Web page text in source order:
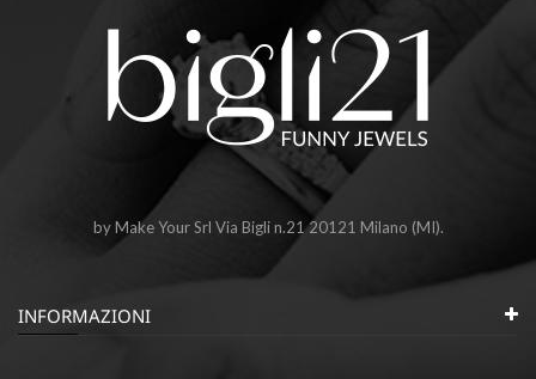
by Make Your Srl Via Bigli n.21 20121 Milano (MI).
INFORMAZIONI